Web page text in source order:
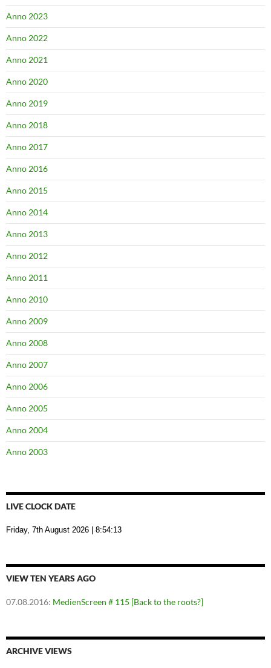
Anno 2023
Anno 2022
Anno 2021
Anno 2020
Anno 2019
Anno 2018
Anno 2017
Anno 2016
Anno 2015
Anno 2014
Anno 2013
Anno 2012
Anno 2011
Anno 2010
Anno 2009
Anno 2008
Anno 2007
Anno 2006
Anno 2005
Anno 2004
Anno 2003
LIVE CLOCK DATE
Friday, 7th August 2026 | 8:54:14
VIEW TEN YEARS AGO
07.08.2016: MedienScreen # 115 [Back to the roots?]
ARCHIVE VIEWS